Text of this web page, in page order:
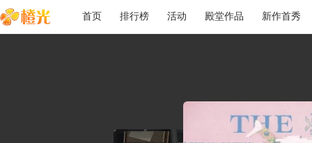
首页 排行榜 活动 殿堂作品 新作首秀